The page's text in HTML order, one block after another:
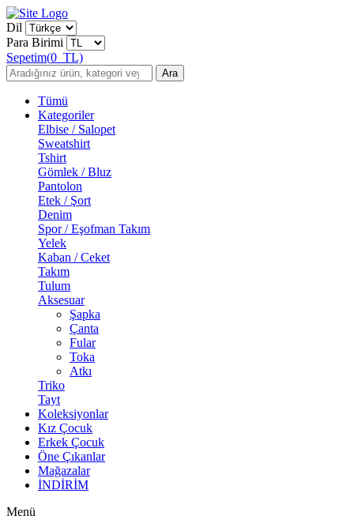
Dil
Para Birimi
Sepetim(0 TL)
Ara
Tümü
Kategoriler
Elbise / Salopet
Sweatshirt
Tshirt
Gömlek / Bluz
Pantolon
Etek / Şort
Denim
Spor / Eşofman Takım
Yelek
Kaban / Ceket
Takım
Tulum
Aksesuar
Şapka
Çanta
Fular
Toka
Atkı
Triko
Tayt
Koleksiyonlar
Kız Çocuk
Erkek Çocuk
Öne Çıkanlar
Mağazalar
İNDİRİM
Menü